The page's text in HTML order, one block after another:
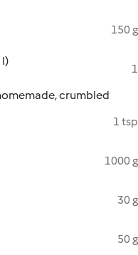
150 g
1
crumbled
1 tsp
1000 g
30 g
50 g